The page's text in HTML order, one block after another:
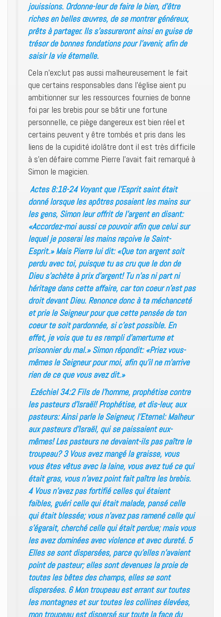
jouissions. Ordonne-leur de faire le bien, d’être
riches en belles œuvres, de se montrer généreux,
prêts à partager. Ils s’assureront ainsi en guise de
trésor de bonnes fondations pour l’avenir, afin de
saisir la vie éternelle.
Cela n’exclut pas aussi malheureusement le fait
que certains responsables dans l’église aient pu
ambitionner sur les ressources fournies de bonne
foi par les brebis pour se bâtir une fortune
personnelle, ce piège dangereux est bien réel et
certains peuvent y être tombés et pris dans les
liens de la cupidité idolâtre dont il est très difficile
à s’en défaire comme Pierre l’avait fait remarqué à
Simon le magicien.
Actes 8:18-24 Voyant que l’Esprit saint était
donné lorsque les apôtres posaient les mains sur
les gens, Simon leur offrit de l’argent en disant:
«Accordez-moi aussi ce pouvoir afin que celui sur
lequel je poserai les mains reçoive le Saint-
Esprit.» Mais Pierre lui dit: «Que ton argent soit
perdu avec toi, puisque tu as cru que le don de
Dieu s’achète à prix d’argent! Tu n’as ni part ni
héritage dans cette affaire, car ton coeur n’est pas
droit devant Dieu. Renonce donc à ta méchanceté
et prie le Seigneur pour que cette pensée de ton
coeur te soit pardonnée, si c’est possible. En
effet, je vois que tu es rempli d’amertume et
prisonnier du mal.» Simon répondit: «Priez vous-
mêmes le Seigneur pour moi, afin qu’il ne m’arrive
rien de ce que vous avez dit.»
Ezéchiel 34:2 Fils de l’homme, prophétise contre
les pasteurs d’Israël! Prophétise, et dis-leur, aux
pasteurs: Ainsi parle le Seigneur, l’Eternel: Malheur
aux pasteurs d’Israël, qui se paissaient eux-
mêmes! Les pasteurs ne devaient-ils pas paître le
troupeau? 3 Vous avez mangé la graisse, vous
vous êtes vêtus avec la laine, vous avez tué ce qui
était gras, vous n’avez point fait paître les brebis.
4 Vous n’avez pas fortifié celles qui étaient
faibles, guéri celle qui était malade, pansé celle
qui était blessée; vous n’avez pas ramené celle qui
s’égarait, cherché celle qui était perdue; mais vous
les avez dominées avec violence et avec dureté. 5
Elles se sont dispersées, parce qu’elles n’avaient
point de pasteur; elles sont devenues la proie de
toutes les bêtes des champs, elles se sont
dispersées. 6 Mon troupeau est errant sur toutes
les montagnes et sur toutes les collines élevées,
mon troupeau est dispersé sur toute la face du